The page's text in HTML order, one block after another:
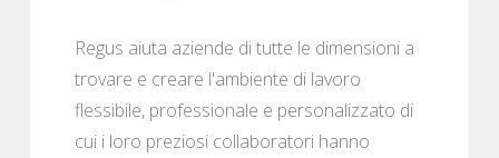
Regus aiuta aziende di tutte le dimensioni a
trovare e creare l'ambiente di lavoro
flessibile, professionale e personalizzato di
cui i loro preziosi collaboratori hanno